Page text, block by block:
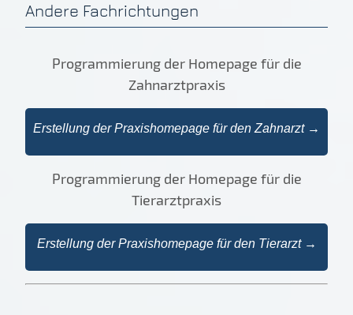
Andere Fachrichtungen
Programmierung der Homepage für die
Zahnarztpraxis
Erstellung der Praxishomepage für den Zahnarzt →
Programmierung der Homepage für die
Tierarztpraxis
Erstellung der Praxishomepage für den Tierarzt →